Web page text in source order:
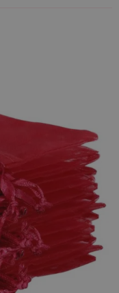
i są po
a także większej
opakowania,